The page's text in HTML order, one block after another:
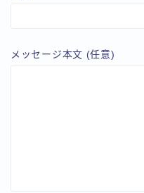
メッセージ本文 (任意)